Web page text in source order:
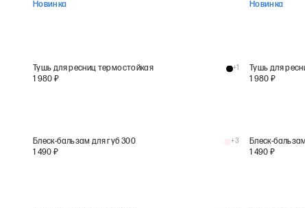
Новинка
Новинка
Тушь для ресниц термостойкая
1 980 ₽
+1
Тушь для
1 980 ₽
Блеск-бальзам для губ 300
1 490 ₽
+3
Блеск-
1 490 ₽